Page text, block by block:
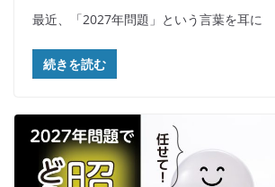
最近、「2027年問題」という言葉を耳に
続きを読む